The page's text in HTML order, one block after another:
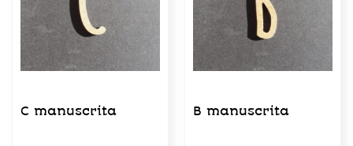
C manuscrita B manuscrita